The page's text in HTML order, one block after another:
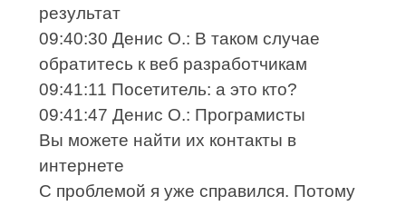
результат
09:40:30 Денис О.: В таком случае
обратитесь к веб разработчикам
09:41:11 Посетитель: а это кто?
09:41:47 Денис О.: Програмисты
Вы можете найти их контакты в
интернете
С проблемой я уже справился. Потому